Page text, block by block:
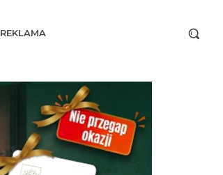
REKLAMA